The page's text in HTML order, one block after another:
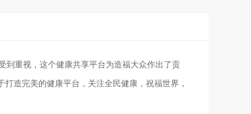
到重视，这个健康共享平台为造福大众作出了贡
造完美的健康平台，关注全民健康，祝福世界，